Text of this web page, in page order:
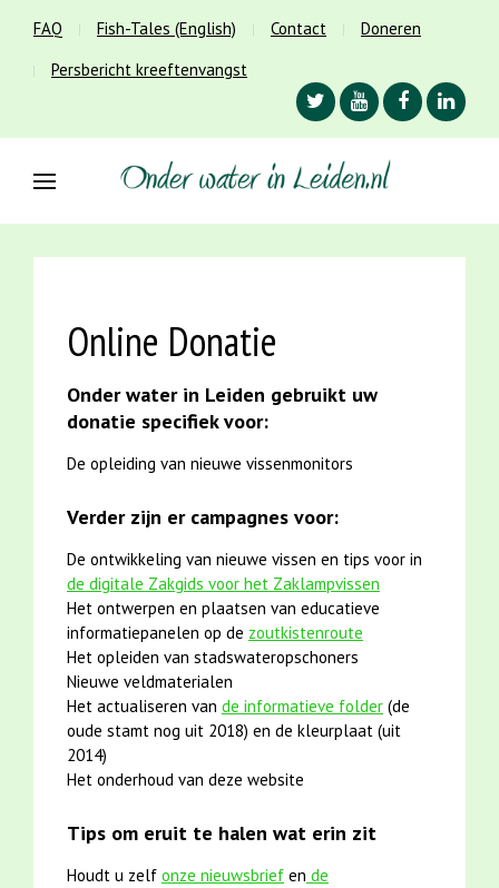
FAQ Fish-Tales (English) Contact
Doneren
Persbericht kreeftenvangst
Online Donatie
Onder water in Leiden gebruikt uw
donatie specifiek voor:
De opleiding van nieuwe vissenmonitors
Verder zijn er campagnes voor:
De ontwikkeling van nieuwe vissen en tips voor in
de digitale Zakgids voor het Zaklampvissen
Het ontwerpen en plaatsen van educatieve
informatiepanelen op de zoutkistenroute
Het opleiden van stadswateropschoners
Nieuwe veldmaterialen
Het actualiseren van de informatieve folder (de
oude stamt nog uit 2018) en de kleurplaat (uit
2014)
Het onderhoud van deze website
Tips om eruit te halen wat erin zit
Houdt u zelf onze nieuwsbrief en de